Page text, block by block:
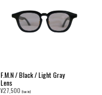
F.M.N / Black / Light Gray
Lens
¥27,500 (tax in)